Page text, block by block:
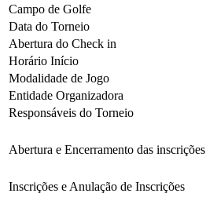
Campo de Golfe
Data do Torneio
Abertura do Check in
Horário Início
Modalidade de Jogo
Entidade Organizadora
Responsáveis do Torneio
Abertura e Encerramento das inscrições
Inscrições e Anulação de Inscrições